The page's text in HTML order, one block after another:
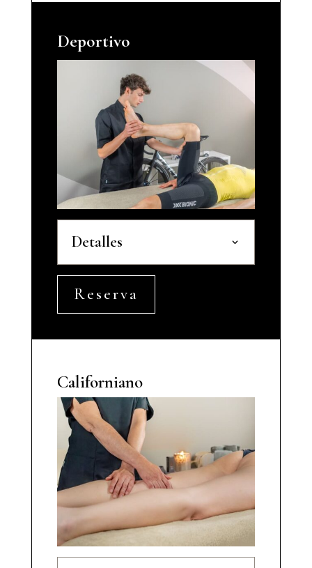
Deportivo
Detalles
Reserva
Californiano